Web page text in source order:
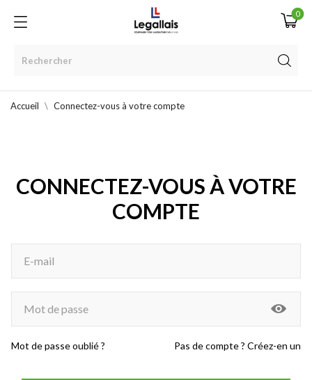
0
Accueil Connectez-vous à votre compte
CONNECTEZ-VOUS À VOTRE
COMPTE
Mot de passe oublié ? Pas de compte ? Créez-en un